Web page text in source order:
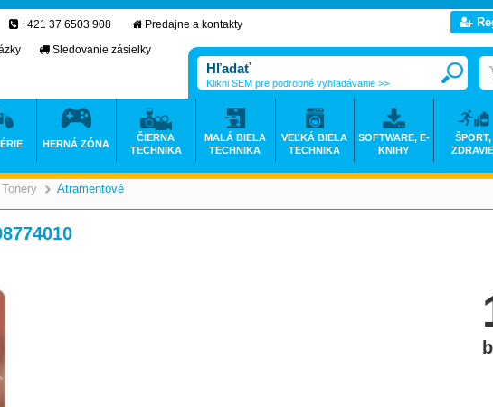
>Atramentové
+421 37 6503 908
Predajne a kontakty
Sledovanie zásielky
Klikni SEM pre podrobné vyhľadávanie >>
HERNÁ ZÓNA
ČIERNA
TECHNIKA
MALÁ BIELA
TECHNIKA
VEĽKÁ BIELA
TECHNIKA
SOFTWARE, E-
KNIHY
ŠPORT,
ZDRAVIE